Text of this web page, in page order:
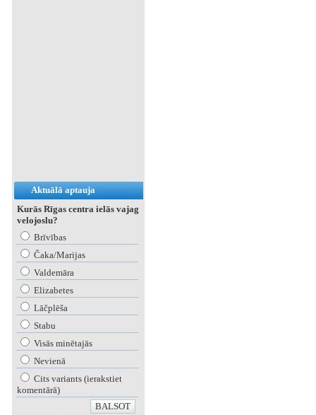
Aktuālā aptauja
Kurās Rīgas centra ielās vajag
velojoslu?
Brīvības
Čaka/Marijas
Valdemāra
Elizabetes
Lāčplēša
Stabu
Visās minētajās
Nevienā
Cits variants (ierakstiet
komentārā)